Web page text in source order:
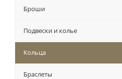
Броши
Подвески и колье
Кольца
Браслеты